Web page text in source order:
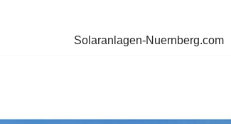
Solaranlagen-Nuernberg.com